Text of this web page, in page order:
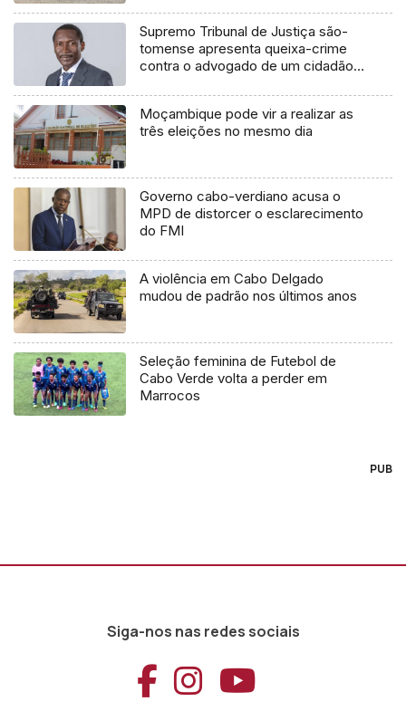
Supremo Tribunal de Justiça são-
tomense apresenta queixa-crime
contra o advogado de um cidadão
Moçambique pode vir a realizar as
três eleições no mesmo dia
Governo cabo-verdiano acusa o
MPD de distorcer o esclarecimento
do FMI
A violência em Cabo Delgado
mudou de padrão nos últimos anos
Seleção feminina de Futebol de
Cabo Verde volta a perder em
Marrocos
PUB
Siga-nos nas redes sociais
Aceder ao
Aceder ao
Aceder